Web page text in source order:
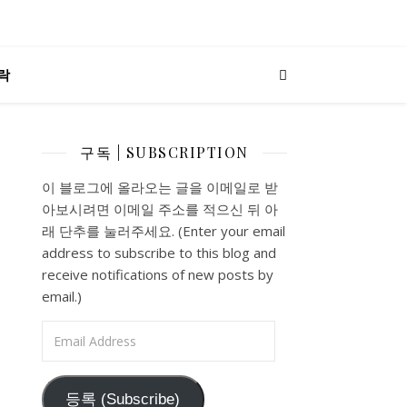
구독 | SUBSCRIPTION
이 블로그에 올라오는 글을 이메일로 받
아보시려면 이메일 주소를 적으신 뒤 아
래 단추를 눌러주세요. (Enter your email
address to subscribe to this blog and
receive notifications of new posts by
email.)
등록 (Subscribe)